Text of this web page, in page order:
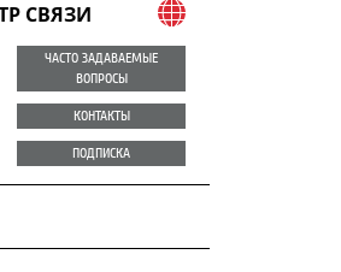
СВЯЗИ
ЧАСТО ЗАДАВАЕМЫЕ
ВОПРОСЫ
КОНТАКТЫ
ПОДПИСКА